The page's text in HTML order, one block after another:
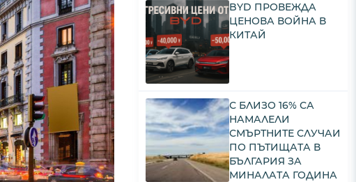
BYD ПРОВЕЖДА
ЦЕНОВА ВОЙНА В
КИТАЙ
С БЛИЗО 16% СА
НАМАЛЕЛИ
СМЪРТНИТЕ СЛУЧАИ
ПО ПЪТИЩАТА В
БЪЛГАРИЯ ЗА
МИНАЛАТА ГОДИНА